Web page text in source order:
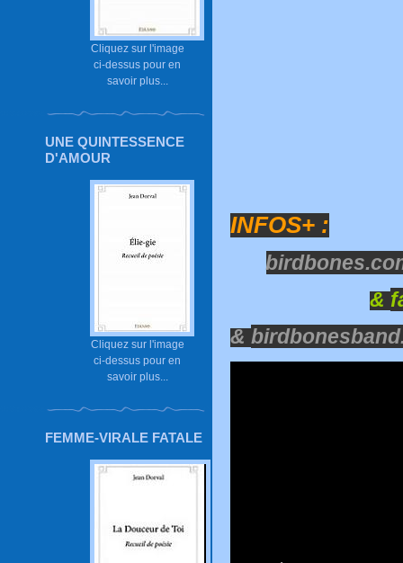
Cliquez sur l'image
ci-dessus pour en
savoir plus...
UNE QUINTESSENCE
D'AMOUR
Cliquez sur l'image
ci-dessus pour en
savoir plus...
FEMME-VIRALE FATALE
INFOS+ :
&
&